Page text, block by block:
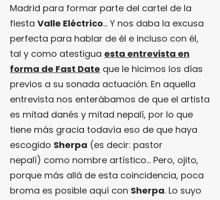
Madrid para formar parte del cartel de la
fiesta Valle Eléctrico… Y nos daba la excusa
perfecta para hablar de él e incluso con él,
tal y como atestigua esta entrevista en
forma de Fast Date que le hicimos los días
previos a su sonada actuación. En aquella
entrevista nos enterábamos de que el artista
es mitad danés y mitad nepalí, por lo que
tiene más gracia todavía eso de que haya
escogido Sherpa (es decir: pastor
nepalí) como nombre artístico… Pero, ojito,
porque más allá de esta coincidencia, poca
broma es posible aquí con Sherpa. Lo suyo
¿Te gusta fantasticmag.es?
Pues, ahora que esta web está inactiva,
puede interesarte que la aventura
continúa ensinceramente.cc.